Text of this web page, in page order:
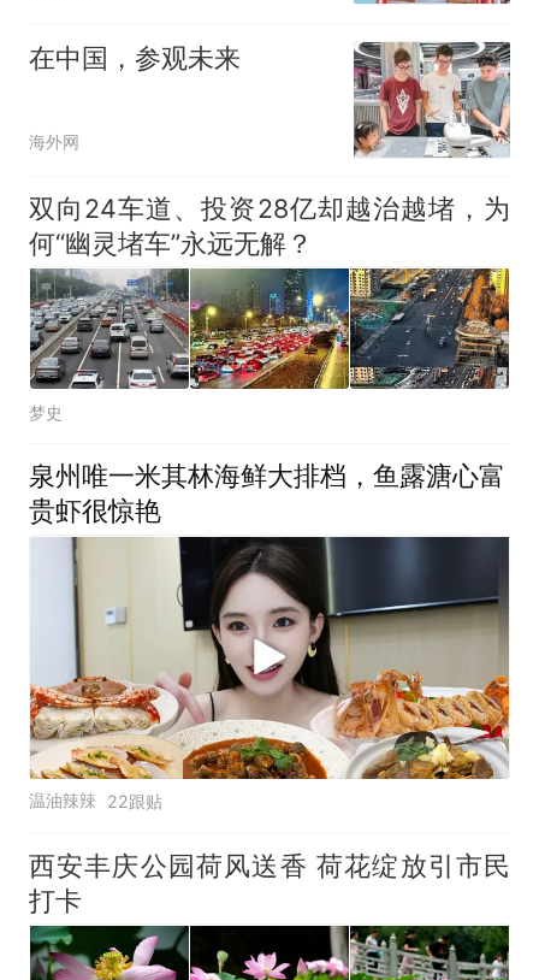
在中国，参观未来
海外网
双向24车道、投资28亿却越治越堵，为
何“幽灵堵车”永远无解？
梦史
泉州唯一米其林海鲜大排档，鱼露溏心富
贵虾很惊艳
温油辣辣 22跟贴
西安丰庆公园荷风送香 荷花绽放引市民
打卡